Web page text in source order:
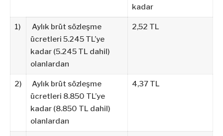
kadar
1)
Aylık brüt sözleşme
ücretleri 5.245 TL’ye
kadar (5.245 TL dahil)
olanlardan
2,52 TL
2)
Aylık brüt sözleşme
ücretleri 8.850 TL’ye
kadar (8.850 TL dahil)
olanlardan
4,37 TL